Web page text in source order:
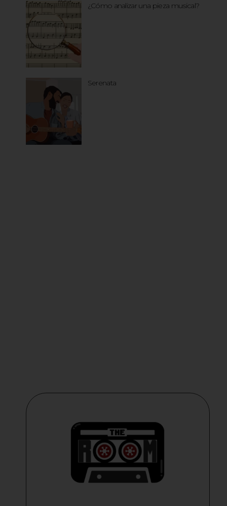
¿Cómo analizar una pieza musical?
Serenata